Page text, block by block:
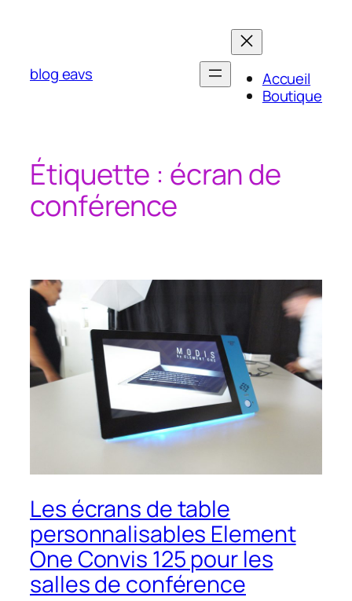
blog eavs
Accueil
Boutique
Étiquette : écran de
conférence
Les écrans de table
personnalisables Element
One Convis 125 pour les
salles de conférence